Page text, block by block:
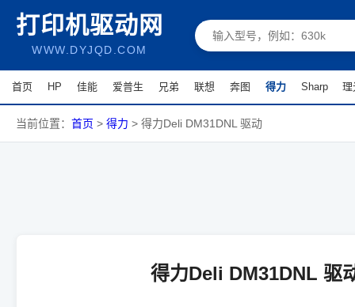
打印机驱动网
WWW.DYJQD.COM
首页 HP 佳能 爱普生 兄弟 联想 奔图 得力 Sharp 理
当前位置： 首页 > 得力 > 得力Deli DM31DNL 驱动
得力Deli DM31DNL 驱